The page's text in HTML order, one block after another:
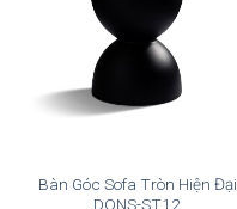
Bàn Góc Sofa Tròn Hiện Đại
DONS-ST12